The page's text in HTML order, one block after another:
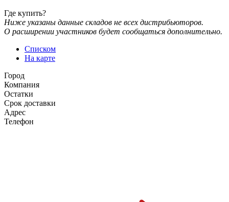
Где купить?
Ниже указаны данные складов не всех дистрибьюторов.
О расширении участников будет сообщаться дополнительно.
Списком
На карте
Город
Компания
Остатки
Срок доставки
Адрес
Телефон